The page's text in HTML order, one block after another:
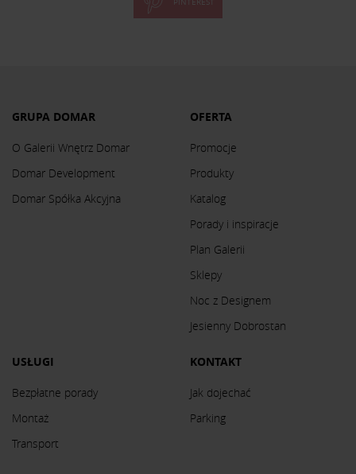
GRUPA DOMAR
O Galerii Wnętrz Domar
Domar Development
Domar Spółka Akcyjna
OFERTA
Promocje
Produkty
Katalog
Porady i inspiracje
Plan Galerii
Sklepy
Noc z Designem
Jesienny Dobrostan
USŁUGI
Bezpłatne porady
Montaż
Transport
KONTAKT
Jak dojechać
Parking